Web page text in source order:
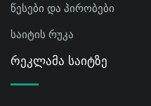
წესები და პირობები
საიტის რუკა
Რეკლამა Საიტზე